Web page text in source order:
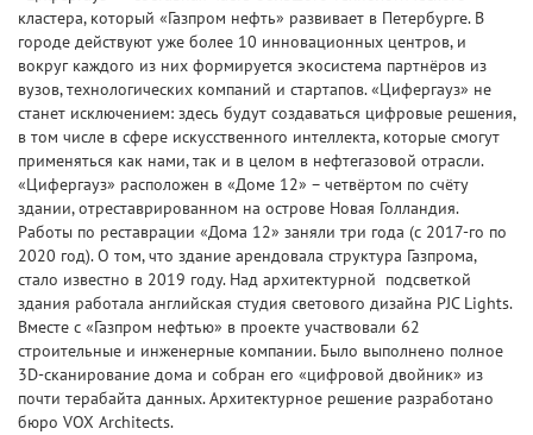
кластера, который «Газпром нефть» развивает в Петербурге. В
городе действуют уже более 10 инновационных центров, и
вокруг каждого из них формируется экосистема партнёров из
вузов, технологических компаний и стартапов. «Цифергауз» не
станет исключением: здесь будут создаваться цифровые решения,
в том числе в сфере искусственного интеллекта, которые смогут
применяться как нами, так и в целом в нефтегазовой отрасли.
«Цифергауз» расположен в «Доме 12» – четвёртом по счёту
здании, отреставрированном на острове Новая Голландия.
Работы по реставрации «Дома 12» заняли три года (c 2017-го по
2020 год). О том, что здание арендовала структура Газпрома,
стало известно в 2019 году. Над архитектурной подсветкой
здания работала английская студия светового дизайна PJC Lights.
Вместе с «Газпром нефтью» в проекте участвовали 62
строительные и инженерные компании. Было выполнено полное
3D-сканирование дома и собран его «цифровой двойник» из
почти терабайта данных. Архитектурное решение разработано
бюро VOX Architects.